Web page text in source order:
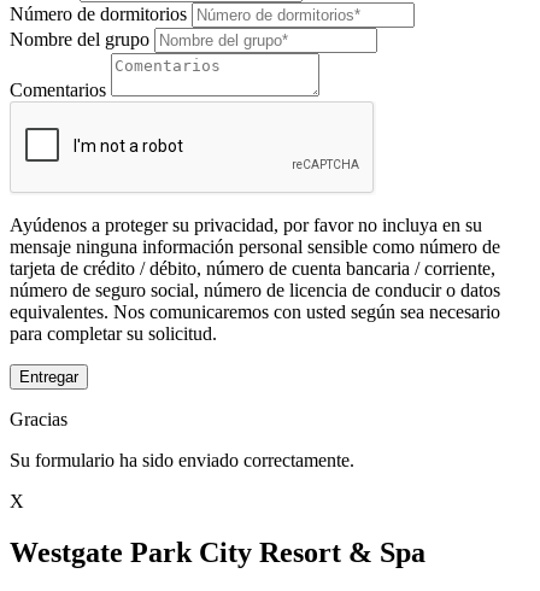
Número de dormitorios
Nombre del grupo
Comentarios
Ayúdenos a proteger su privacidad, por favor no incluya en su
mensaje ninguna información personal sensible como número de
tarjeta de crédito / débito, número de cuenta bancaria / corriente,
número de seguro social, número de licencia de conducir o datos
equivalentes. Nos comunicaremos con usted según sea necesario
para completar su solicitud.
Entregar
Gracias
Su formulario ha sido enviado correctamente.
X
Westgate Park City Resort & Spa